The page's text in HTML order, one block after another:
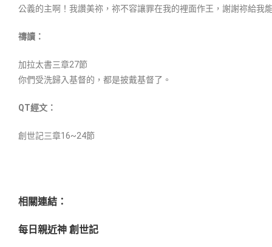
公義的主啊！我讚美祢，祢不容讓罪在我的裡面作王，謝謝祢給
禱讀：
加拉太書三章27節
你們受洗歸入基督的，都是披戴基督了。
QT經文：
創世記三章16~24節
相關連結：
每日親近神 創世記